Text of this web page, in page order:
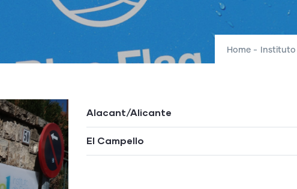
Home -
Alacant/Alicante
El Campello